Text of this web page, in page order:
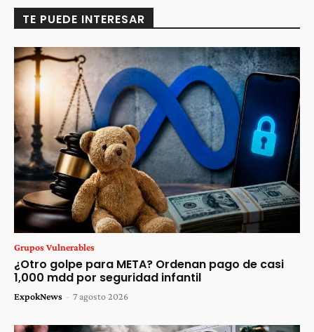
TE PUEDE INTERESAR
Grupos Vulnerables
¿Otro golpe para META? Ordenan pago de casi
1,000 mdd por seguridad infantil
ExpokNews - 7 agosto 2026